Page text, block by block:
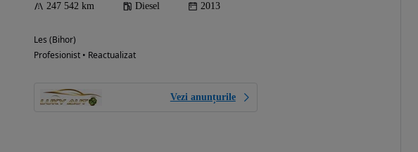
247 542 km Diesel 2013
Les (Bihor)
Profesionist • Reactualizat
Vezi anunțurile